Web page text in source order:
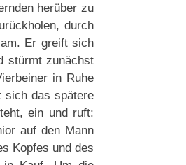
herüber zu
durch
Er greift sich
stürmt zunächst
in Ruhe
sich das spätere
ein und ruft:
auf den Mann
Kopfes und des